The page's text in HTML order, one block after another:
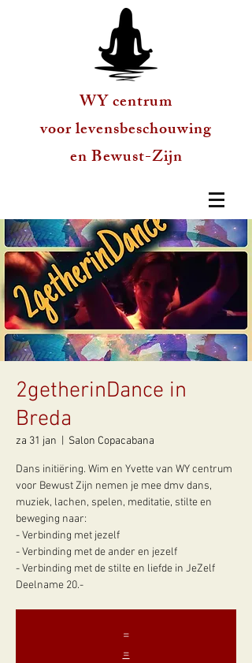
WY centrum
voor levensbeschouwing
en Bewust-Zijn
2getherinDance in
Breda
za 31 jan Salon Copacabana
Dans initiëring. Wim en Yvette van WY centrum
voor Bewust Zijn nemen je mee dmv dans,
muziek, lachen, spelen, meditatie, stilte en
beweging naar:
- Verbinding met jezelf
- Verbinding met de ander en jezelf
- Verbinding met de stilte en liefde in JeZelf
Deelname 20.-
=
=